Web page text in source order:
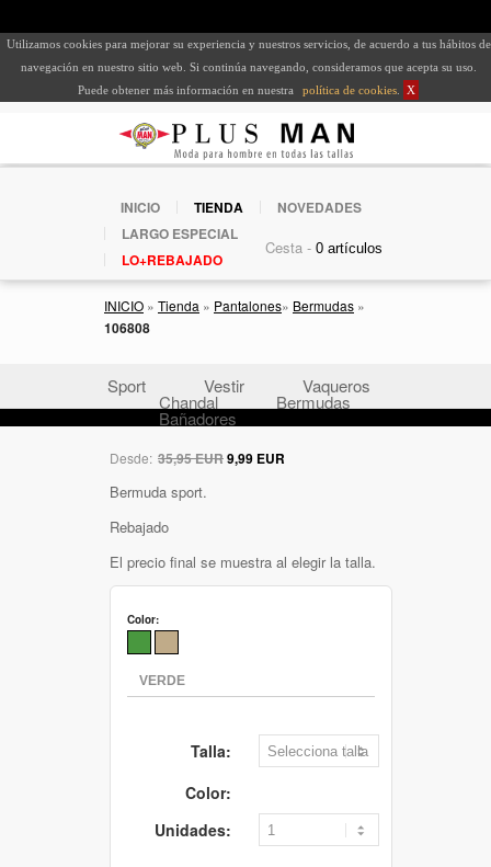
Utilizamos cookies para mejorar su experiencia y nuestros servicios, de acuerdo a tus hábitos de
navegación en nuestro sitio web. Si continúa navegando, consideramos que acepta su uso.
Puede obtener más información en nuestra
política de cookies X
INICIO TIENDA
NOVEDADES
LARGO ESPECIAL
LO+REBAJADO
Cesta -
INICIO » Tienda » Pantalones» Bermudas »
106808
Sport Vestir Vaqueros
Chandal Bermudas
Bañadores
Desde: 35,95 EUR9,99 EUR
Bermuda sport.
Rebajado
El precio final se muestra al elegir la talla.
Color:
Talla:
Color:
Unidades: